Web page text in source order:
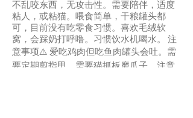
不乱咬东西，无攻击性。需要陪伴，适度
粘人，或粘猫。喂食简单，干粮罐头都
可，目前没有吃零食习惯。喜欢毛绒软
窝，会踩奶打呼噜。习惯饮水机喝水。 注
意事项⚠️ 爱吃鸡肉但吃鱼肉罐头会吐。需
要定期剪指甲，需要猫抓板磨爪子。注意